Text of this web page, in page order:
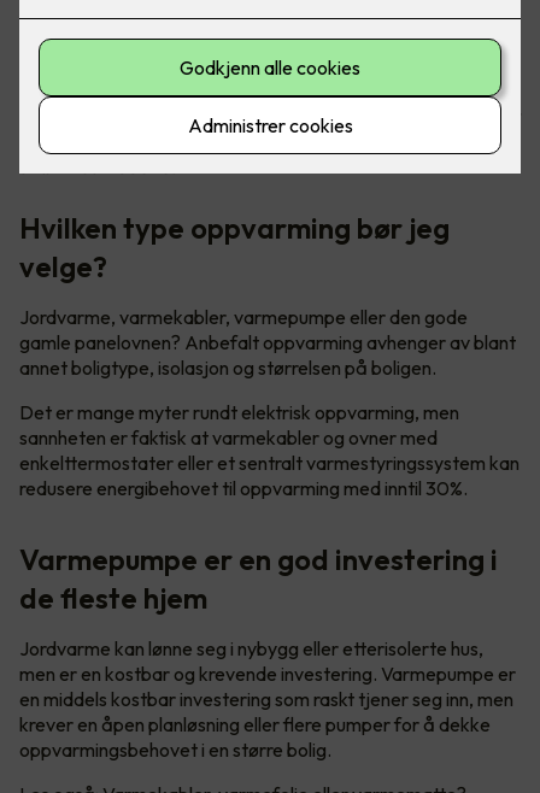
Oppvarming av boligen tar helt klart mest strøm, da er det
godt at det finnes gode løsninger for å senke
Hvilken type oppvarming bør jeg
velge?
Jordvarme, varmekabler, varmepumpe eller den gode
gamle panelovnen? Anbefalt oppvarming avhenger av blant
annet boligtype, isolasjon og størrelsen på boligen.
Det er mange myter rundt elektrisk oppvarming, men
sannheten er faktisk at varmekabler og ovner med
enkelttermostater eller et sentralt varmestyringssystem kan
redusere energibehovet til oppvarming med inntil 30%.
Varmepumpe er en god investering i
de fleste hjem
Jordvarme kan lønne seg i nybygg eller etterisolerte hus,
men er en kostbar og krevende investering. Varmepumpe er
en middels kostbar investering som raskt tjener seg inn, men
krever en åpen planløsning eller flere pumper for å dekke
oppvarmingsbehovet i en større bolig.